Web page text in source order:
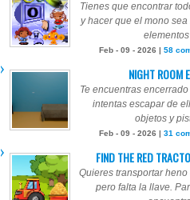
Tienes que encontrar
y hacer que el mono
elementos
Feb - 09 - 2026 | 58
NIGHT ROOM
Te encuentras
intentas escapar de
objetos y
Feb - 09 - 2026 | 31
FIND THE RED
Quieres transportar heno
pero falta la llave.